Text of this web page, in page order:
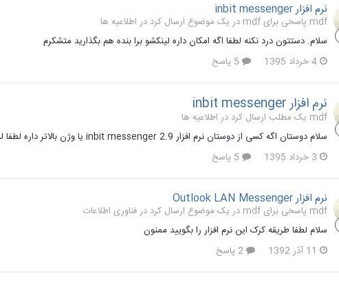
نرم افزار inbit messenger
mdf پاسخی برای mdf در یک موضوع ارسال کرد در
اطلاعیه ها
سلام. دستتون درد نکنه لطفا اگه امکان داره لینکشو برا بنده هم بگذارید متشکرم
4 خرداد 1395
نرم افزار inbit messenger
mdf یک مطلب ارسال کرد در
اطلاعیه ها
سلام دوستان اگه کسی از دوستان نرم افزار inbit messenger 2.9 یا وژن بالاتر داره لطفا لینکش رو بگذاره ممنون
3 خرداد 1395
نرم افزار Outlook LAN Messenger
mdf پاسخی برای mdf در یک موضوع ارسال کرد در
فناوری اطلاعات
سلام لطفا طریقه کرک این نرم افزار را بگویید ممنون
11 آذر 1392